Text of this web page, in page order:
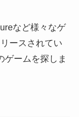
など様々なゲ
ースされてい
ゲームを探しま